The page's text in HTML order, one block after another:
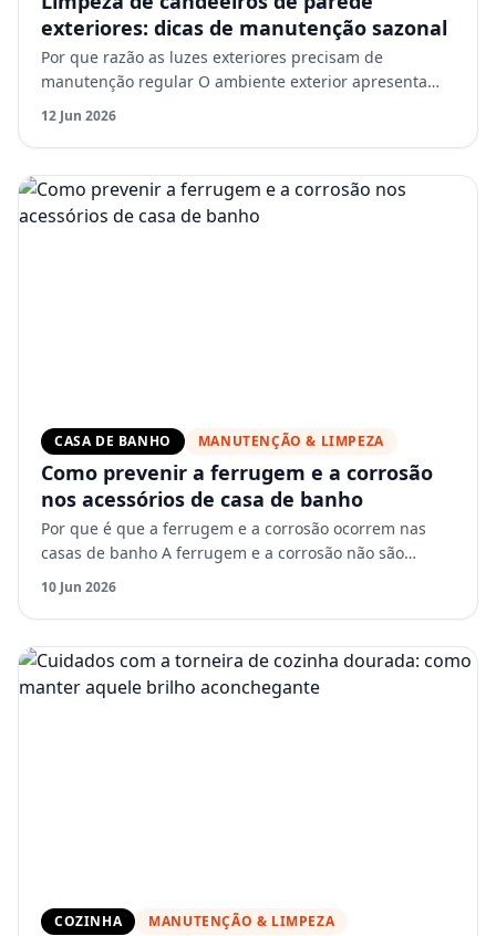
exteriores: dicas de manutenção sazonal
Por que razão as luzes exteriores precisam de
manutenção regular O ambiente exterior apresenta
desafios que as luminárias interiores nunca enfrentam.
O pó e o p…
12 Jun 2026
CASA DE BANHO MANUTENÇÃO & LIMPEZA
Como prevenir a ferrugem e a corrosão
nos acessórios de casa de banho
Por que é que a ferrugem e a corrosão ocorrem nas
casas de banho A ferrugem e a corrosão não são
aleatórias. São o resultado da exposição constante à
humidade, …
10 Jun 2026
COZINHA MANUTENÇÃO & LIMPEZA